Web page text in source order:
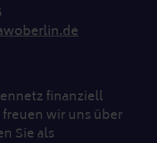
finanziell
wir uns über
Sie als